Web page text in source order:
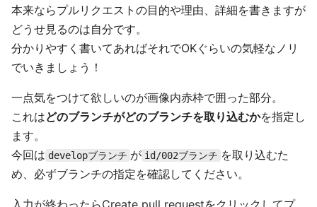
本来ならプルリクエストの目的や理由、詳細を書きますが
どうせ見るのは自分です。
分かりやすく書いてあればそれでOKぐらいの気軽なノリ
でいきましょう！
一点気をつけて欲しいのが画像内赤枠で囲った部分。
これはどのブランチがどのブランチを取り込むかを指定し
ます。
今回は developブランチ が id/002ブランチ を取り込むた
め、必ずブランチの指定を確認してください。